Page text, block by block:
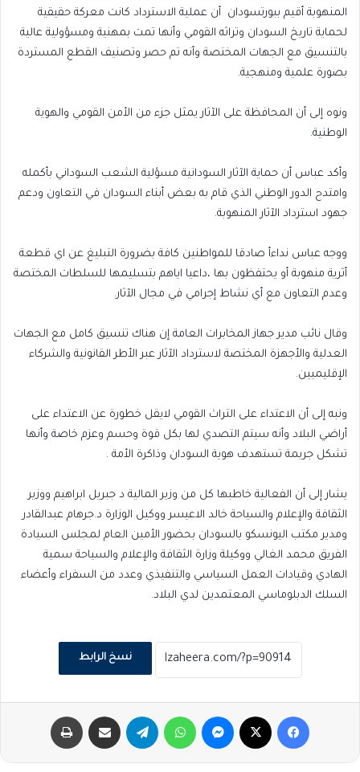
المنهوبة أقيم ببورتسودان أن عملية الاسترداد كانت معركة حقيقية
لحماية تاريخ السودان وتراثه القومي وأنها تمت بمهنية ومسؤولية عالية
بالتنسيق مع الجهات المختصة وأنه تم حصر وتصنيف القطع المستردة
بصورة علمية ومنهجية.
ونوه إلى أن المحافظة على الآثار يمثل جزء من الأمن القومي والهوية
الوطنية.
وأكد عباس أن حماية الآثار السودانية مسؤلية الشعب السوداني بأكمله
وامتدح الدور الوطني الذي قام به بعض أبناء السودان في التعاون ودعم
جهود استرداد الآثار المنهوبة.
ووجه عباس نداءأ صادقا للمواطنين كافة بضرورة التبليغ عن اي قطعة
أثرية منهوبة أو يحتفظون بها ،داعيا اياهم بتسليمها للسلطات المختصة
وعدم التعاون مع أي نشاط إجرامي في مجال الآثار.
وقال نائب مدير جهاز المخابرات العامة إن هناك تنسيق كامل مع الجهات
العدلية والأجهزة المختصة لاسترداد الآثار عبر الأطر القانونية والشركاء
الإقليميين.
ونبه إلى أن الاعتداء على التراث القومي لايقل خطورة عن الاعتداء على
أراضي البلاد وأنه سيتم التصدي لها بكل قوة وحسم وعزم خاصة وأنها
تشكل جريمة تستهدف هوية السودان وذاكرة الأمة .
يشار إلى أن الفعالية خاطبها كل من وزير المالية د جبريل ابراهيم ووزير
الثقافة والإعلام والسياحة خالد الاعيسر ووكيل الوزارة د.جرهام عبدالقادر
ومدير مكتب اليونسكو بالسودان بحضور الأمين العام لمجلس السيادة
الفريق محمد الغالي ووكيلة وزارة الثقافة والإعلام والسياحة سمية
الهادي وقيادات العمل السياسي والتنفيذي وعدد من السفراء وأعضاء
السلك الدبلوماسي المعتمدين لدي البلاد.
نسخ الرابط
فيسبوك ماسنجر واتساب تيلقرام مشاركة عبر البريد